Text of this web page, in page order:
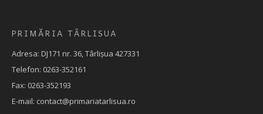
PRIMĂRIA TÂRLISUA
Adresa: DJ171 nr. 36, Târlișua 427331
Telefon: 0263-352161
Fax: 0263-352193
E-mail: contact@primariatarlisua.ro